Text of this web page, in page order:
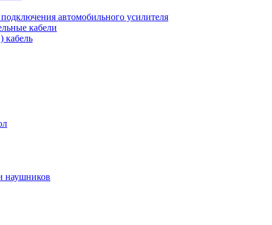
автомобильного усилителя
кабели
кабель
наушников